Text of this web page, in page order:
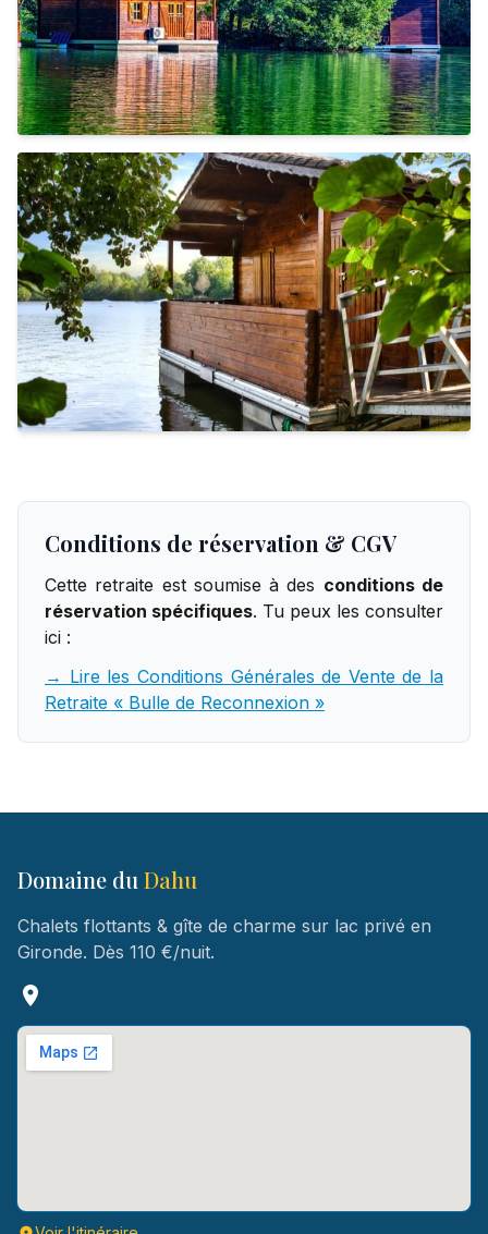
Conditions de réservation & CGV
Cette retraite est soumise à des conditions de
réservation spécifiques. Tu peux les consulter
ici :
→ Lire les Conditions Générales de Vente de la
Retraite « Bulle de Reconnexion »
Domaine du Dahu
Chalets flottants & gîte de charme sur lac privé en
Gironde. Dès 110 €/nuit.